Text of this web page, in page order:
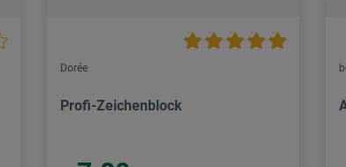
Dorée
Profi-Zeichenblock